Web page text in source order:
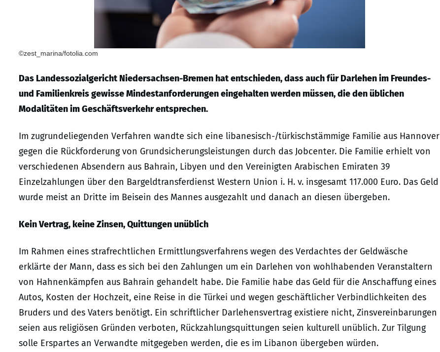
©zest_marina/fotolia.com
Das Landessozialgericht Niedersachsen-Bremen hat entschieden, dass auch für Darlehen im Freundes-
und Familienkreis gewisse Mindestanforderungen eingehalten werden müssen, die den üblichen
Modalitäten im Geschäftsverkehr entsprechen.
Im zugrundeliegenden Verfahren wandte sich eine libanesisch-/türkischstämmige Familie aus Hannover
gegen die Rückforderung von Grundsicherungsleistungen durch das Jobcenter. Die Familie erhielt von
verschiedenen Absendern aus Bahrain, Libyen und den Vereinigten Arabischen Emiraten 39
Einzelzahlungen über den Bargeldtransferdienst Western Union i. H. v. insgesamt 117.000 Euro. Das Geld
wurde meist an Dritte im Beisein des Mannes ausgezahlt und danach an diesen übergeben.
Kein Vertrag, keine Zinsen, Quittungen unüblich
Im Rahmen eines strafrechtlichen Ermittlungsverfahrens wegen des Verdachtes der Geldwäsche
erklärte der Mann, dass es sich bei den Zahlungen um ein Darlehen von wohlhabenden Veranstaltern
von Hahnenkämpfen aus Bahrain gehandelt habe. Die Familie habe das Geld für die Anschaffung eines
Autos, Kosten der Hochzeit, eine Reise in die Türkei und wegen geschäftlicher Verbindlichkeiten des
Bruders und des Vaters benötigt. Ein schriftlicher Darlehensvertrag existiere nicht, Zinsvereinbarungen
seien aus religiösen Gründen verboten, Rückzahlungsquittungen seien kulturell unüblich. Zur Tilgung
solle Erspartes an Verwandte mitgegeben werden, die es im Libanon übergeben würden.